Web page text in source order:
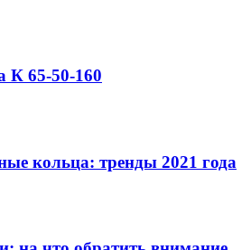
К 65-50-160
кольца: тренды 2021 года